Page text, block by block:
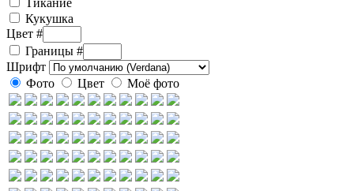
Кукушка
Цвет #
Границы #
Шрифт
Фото
Цвет Моё фото